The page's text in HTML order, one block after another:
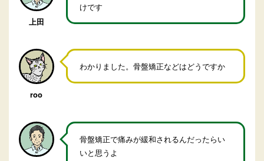
上田
けです
roo
わかりました。骨盤矯正などはどうですか
骨盤矯正で痛みが緩和されるんだったらい
いと思うよ